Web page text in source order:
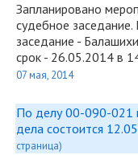
Запланировано
судебное
заседание -
срок - 26.05.2014 в
07 мая, 2014
По делу 00-090-021
дела состоится
страница)